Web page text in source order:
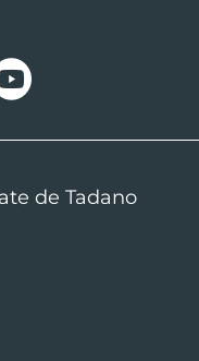
de Tadano